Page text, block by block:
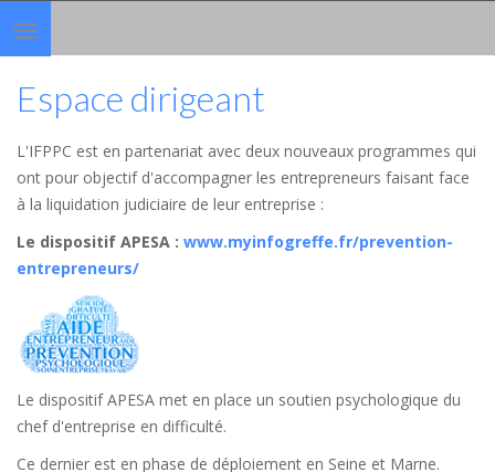
Toggle
navigation
Espace dirigeant
L'IFPPC est en partenariat avec deux nouveaux programmes qui
ont pour objectif d'accompagner les entrepreneurs faisant face
à la liquidation judiciaire de leur entreprise :
Le dispositif APESA : www.myinfogreffe.fr/prevention-
entrepreneurs/
Le dispositif APESA met en place un soutien psychologique du
chef d'entreprise en difficulté.
Ce dernier est en phase de déploiement en Seine et Marne.